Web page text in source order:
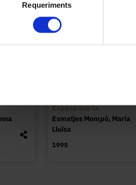
Requeriments
Explica-me-la
Esmatjes Mompó, Maria
Lluïsa
1995